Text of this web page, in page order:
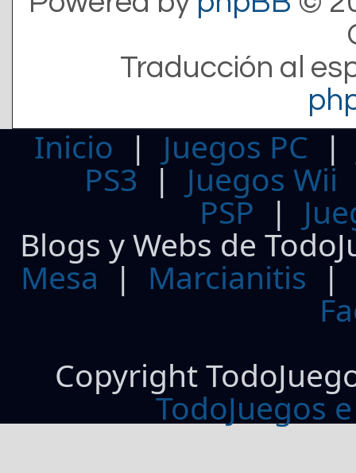
Traducción al
Inicio | Juegos PC
PS3| Juegos Wii
PSP |
Blogs y Webs de
Mesa | Marcianitis |
Copyright
TodoJuegos